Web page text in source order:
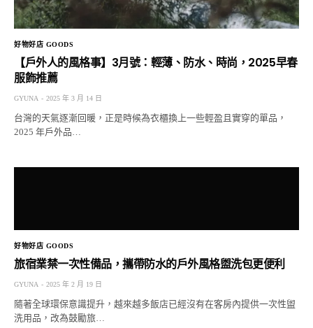
好物好店 GOODS
【戶外人的風格事】3月號：輕薄、防水、時尚，2025早春
服飾推薦
GYUNA 2025 年 3 月 14 日
台灣的天氣逐漸回暖，正是時候為衣櫃換上一些輕盈且實穿的單品，
2025 年戶外品…
好物好店 GOODS
旅宿業禁一次性備品，攜帶防水的戶外風格盥洗包更便利
GYUNA 2025 年 2 月 19 日
隨著全球環保意識提升，越來越多飯店已經沒有在客房內提供一次性盥
洗用品，改為鼓勵旅…